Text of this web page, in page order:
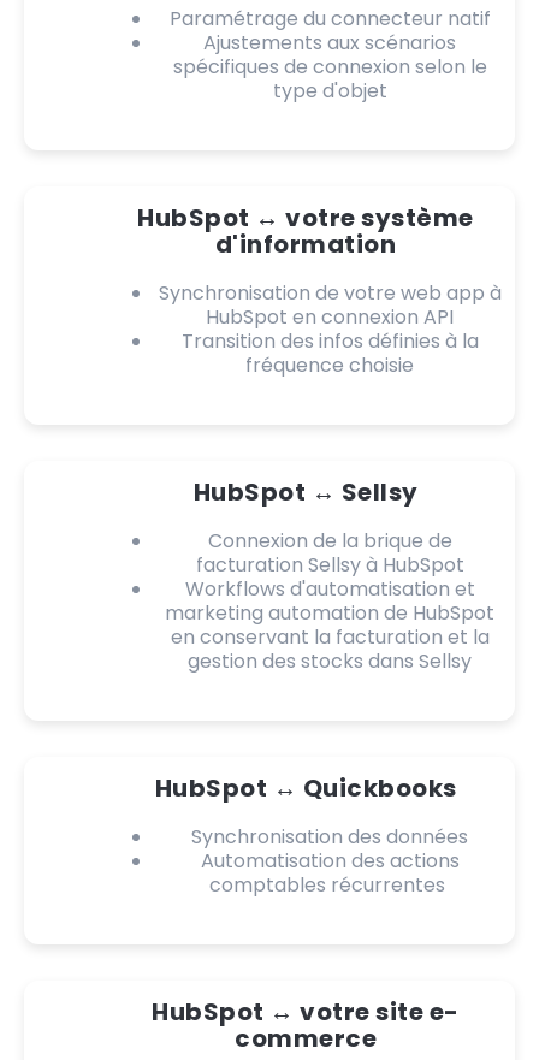
Paramétrage du connecteur natif
Ajustements aux scénarios
spécifiques de connexion selon le
type d'objet
HubSpot ↔️ votre système
d'information
Synchronisation de votre web app à
HubSpot en connexion API
Transition des infos définies à la
fréquence choisie
HubSpot ↔️ Sellsy
Connexion de la brique de
facturation Sellsy à HubSpot
Workflows d'automatisation et
marketing automation de HubSpot
en conservant la facturation et la
gestion des stocks dans Sellsy
HubSpot ↔️ Quickbooks
Synchronisation des données
Automatisation des actions
comptables récurrentes
HubSpot ↔️ votre site e-
commerce